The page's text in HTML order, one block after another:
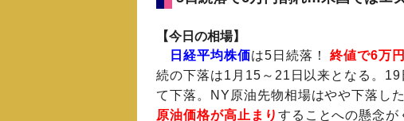
【今日の相場】
日経平均株価は5日続落！終値で6万
続の下落は1月15～21日以来となる。
て下落。NY原油先物相場はやや下落し
原油価格が高止まり することへの懸念が